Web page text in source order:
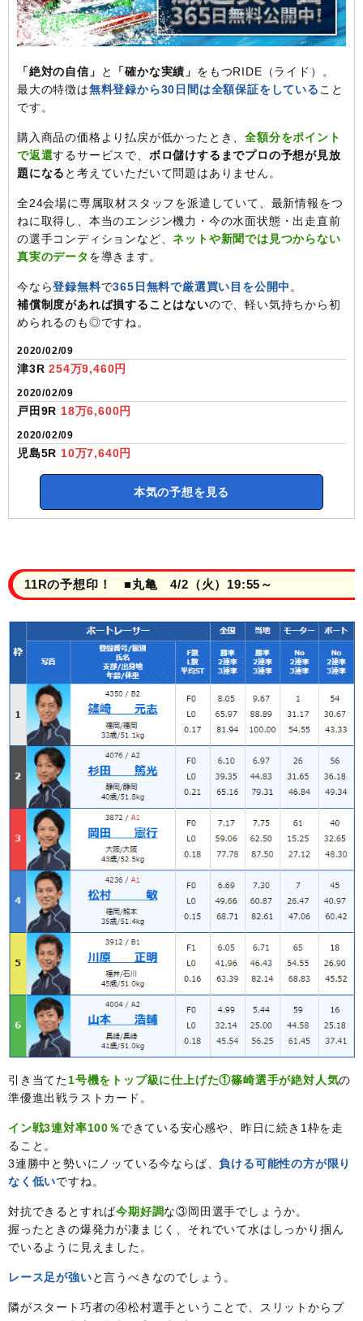
「絶対の自信」 と 「確かな実績」 をもつRIDE（ライド）。
最大の特徴は無料登録から30日間は全額保証をしていること
です。
購入商品の価格より払戻が低かったとき、全額分をポイント
で返還するサービスで、 ボロ儲けするまでプロの予想が見放
題になる と考えていただいて問題はありません。
全24会場に専属取材スタッフを派遣していて、最新情報をつ
ねに取得し、本当のエンジン機力・今の水面状態・出走直前
の選手コンディションなど、ネットや新聞では見つからない
真実のデータ を導きます。
今なら登録無料で365日無料で厳選買い目を公開中。
補償制度があれば損することはないので、軽い気持ちから初
められるのも◎ですね。
2020/02/09
津3R254万9,460円
2020/02/09
戸田9R 18万6,600円
2020/02/09
児島5R 10万7,640円
本気の予想を見る
11Rの予想印！ ■丸亀 4/2（火）19:55～
引き当てた1号機をトップ級に仕上げた①篠崎選手が絶対人気の
準優進出戦ラストカード。
イン戦3連対率100％できている安心感や、昨日に続き1枠を走
ること。
3連勝中と勢いにノッている今ならば、負ける可能性の方が限り
なく低いですね。
対抗できるとすれば今期好調な③岡田選手でしょうか。
握ったときの爆発力が凄まじく、それでいて水はしっかり掴ん
でいるように見えました。
レース足が強いと言うべきなのでしょう。
隣がスタート巧者の④松村選手ということで、スリットからプ